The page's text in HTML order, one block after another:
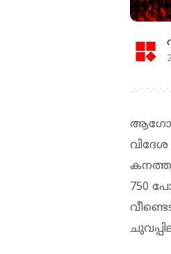
ആഗോള
കനത്ത
750